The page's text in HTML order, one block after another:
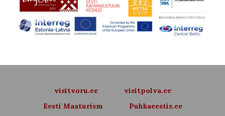
visitvoru.ee
visitpolva.ee
Eesti Maaturism
Puhkaeestis.ee